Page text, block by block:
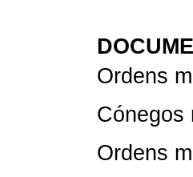
Ordens
Cónegos
Ordens